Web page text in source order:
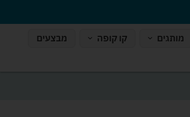
מותגים קו קופה
מבצעים